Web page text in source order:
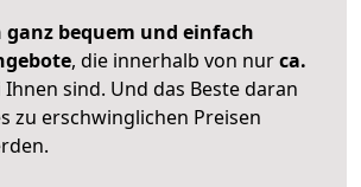
ganz bequem und einfach
, die innerhalb von nurca.
Ihnen sind. Und das Beste daran
zu erschwinglichen Preisen